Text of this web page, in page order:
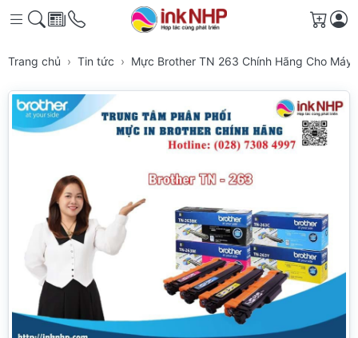
Giỏ
Trang chủ Tin tức Mực Brother TN 263 Chính Hãng Cho Máy